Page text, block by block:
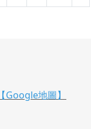
【Google地圖】